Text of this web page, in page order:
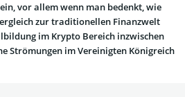
vor allem wenn man bedenkt, wie
zur traditionellen Finanzwelt
im Krypto Bereich inzwischen
Strömungen im Vereinigten Königreich